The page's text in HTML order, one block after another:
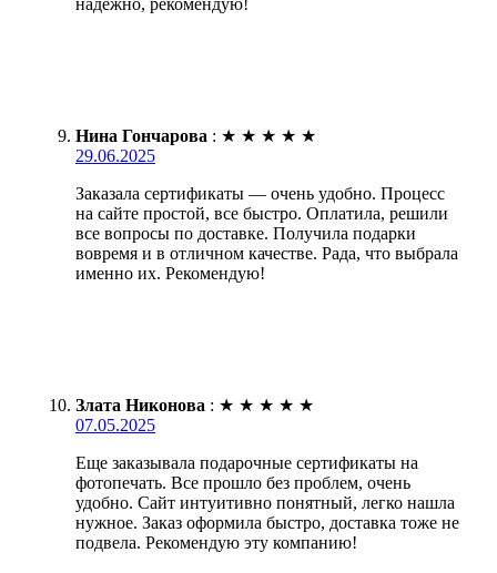
Нина Гончарова : ★ ★ ★ ★ ★
29.06.2025
Заказала сертификаты — очень удобно. Процесс
на сайте простой, все быстро. Оплатила, решили
все вопросы по доставке. Получила подарки
вовремя и в отличном качестве. Рада, что выбрала
именно их. Рекомендую!
Злата Никонова : ★ ★ ★ ★ ★
07.05.2025
Еще заказывала подарочные сертификаты на
фотопечать. Все прошло без проблем, очень
удобно. Сайт интуитивно понятный, легко нашла
нужное. Заказ оформила быстро, доставка тоже не
подвела. Рекомендую эту компанию!